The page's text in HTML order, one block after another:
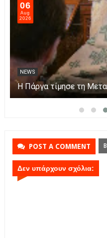
06
Aug
2026
NEWS
Η Πάργα τίμησε τη
POST A COMMENT
Δεν υπάρχουν σχόλια: